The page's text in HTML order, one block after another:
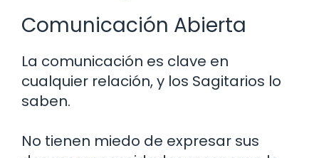
Comunicación Abierta
La comunicación es clave en
cualquier relación, y los Sagitarios lo
saben.
No tienen miedo de expresar sus